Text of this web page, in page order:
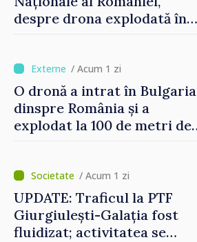
despre drona explodată în
vehicul aerian”
/ Acum 1 zi
O dronă a intrat în Bulgaria
dinspre România și a
explodat la 100 de metri de
/ Acum 1 zi
UPDATE: Traficul la PTF
Giurgiulești-Galația fost
fluidizat; activitatea se